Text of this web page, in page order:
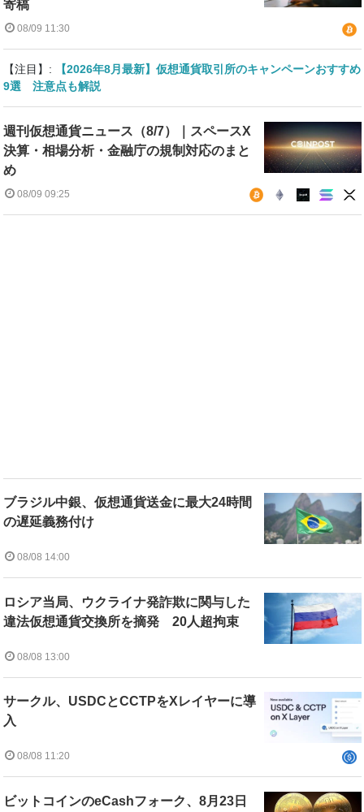
寄稿
08/09 11:30
【注目】:
【2026年8月最新】仮想通貨取引所のキャンペーンおすすめ
9選 注意点も解説
週刊仮想通貨ニュース（8/7）｜スペースX
決算・相場分析・金融庁の規制対応のまと
め
08/09 09:25
ブラジル中銀、仮想通貨送金に最大24時間
の遅延義務付け
08/08 14:00
ロシア当局、ウクライナ発詐欺に関与した
違法仮想通貨交換所を摘発 20人超拘束
08/08 13:00
サークル、USDCとCCTPをXレイヤーに導
入
08/08 11:20
ビットコインのeCashフォーク、8月23日